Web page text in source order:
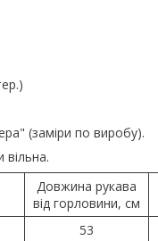
(заміри по виробу).
Довжина рукава
від горловини, см
53